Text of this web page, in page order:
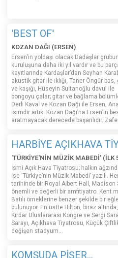
'BEST OF'
KOZAN DAĞI (ERSEN)
Ersen’in yoldaşı olacak Dadaşlar
kuruluşuna daha iki yıl vardır ve bu
kayıtlarında Kardaşlar’dan Seyhan
akustik gitar ile ıklığı, Taner Öngür bas,
ve kaşığı, Hüseyin Sultanoğlu davul ile
bongoyu çalar; gitar ve bağlama
Derli Kaval ve Kozan Dağı ile Ersen,
isimdir artık. Kozan Dağı’na Ersen’in
aratmayacak derecede başarılıdır;
HARBİYE AÇIKHAVA
'TÜRKİYE'NİN MÜZİK MABEDİ' (İLK
İsmi Açık Hava Tiyatrosu; halkın
ise ‘Türkiye’nin Müzik Mabedi’ yazılı.
tarihinde bir Royal Albert Hall, Madison
önemli ve değerli bir amfitiyatro. Kent
Batılı örneklerine benzer şekilde bir
bulunuyor. En üstte Hilton, biraz
Kırdar Uluslararası Kongre ve Sergi
Sarayı, Açıkhava Tiyatrosu, Küçük
değişen stadyum…
KOMŞUDA PİŞER...